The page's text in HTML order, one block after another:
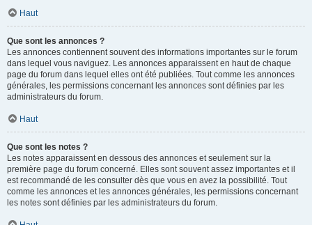
Haut
Que sont les annonces ?
Les annonces contiennent souvent des informations importantes sur le forum
dans lequel vous naviguez. Les annonces apparaissent en haut de chaque
page du forum dans lequel elles ont été publiées. Tout comme les annonces
générales, les permissions concernant les annonces sont définies par les
administrateurs du forum.
Haut
Que sont les notes ?
Les notes apparaissent en dessous des annonces et seulement sur la
première page du forum concerné. Elles sont souvent assez importantes et il
est recommandé de les consulter dès que vous en avez la possibilité. Tout
comme les annonces et les annonces générales, les permissions concernant
les notes sont définies par les administrateurs du forum.